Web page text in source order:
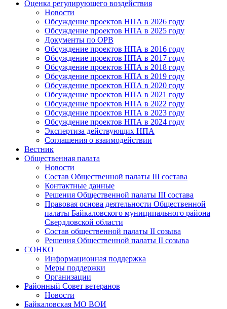
Оценка регулирующего воздействия
Новости
Обсуждение проектов НПА в 2026 году
Обсуждение проектов НПА в 2025 году
Документы по ОРВ
Обсуждение проектов НПА в 2016 году
Обсуждение проектов НПА в 2017 году
Обсуждение проектов НПА в 2018 году
Обсуждение проектов НПА в 2019 году
Обсуждение проектов НПА в 2020 году
Обсуждение проектов НПА в 2021 году
Обсуждение проектов НПА в 2022 году
Обсуждение проектов НПА в 2023 году
Обсуждение проектов НПА в 2024 году
Экспертиза действующих НПА
Соглашения о взаимодействии
Вестник
Общественная палата
Новости
Состав Общественной палаты III состава
Контактные данные
Решения Общественной палаты III состава
Правовая основа деятельности Общественной
палаты Байкаловского муниципального района
Свердловской области
Состав общественной палаты II созыва
Решения Общественной палаты II созыва
СОНКО
Информационная поддержка
Меры поддержки
Организации
Районный Совет ветеранов
Новости
Байкаловская МО ВОИ